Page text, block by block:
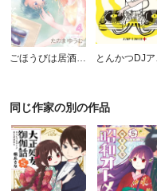
ごほうびは居酒屋で
同じ作家の別の作品